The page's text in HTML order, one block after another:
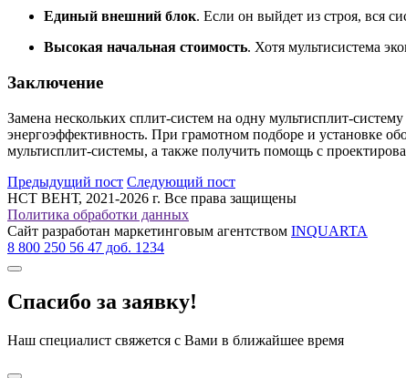
Единый внешний блок. Если он выйдет из строя, вся
Высокая начальная стоимость. Хотя мультисистема
Заключение
Замена нескольких сплит-систем на одну мультисплит-
энергоэффективность. При грамотном подборе и установке
мультисплит-системы, а также получить помощь с
Предыдущий пост Следующий пост
НСТ ВЕНТ, 2021-2026 г. Все права защищены
Политика обработки данных
Сайт разработан маркетинговым агентством INQUARTA
8 800 250 56 47 доб. 1234
Спасибо за заявку!
Наш специалист свяжется с Вами в ближайшее время